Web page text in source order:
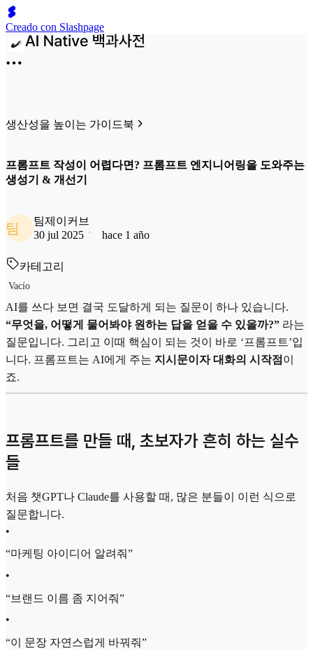
Creado con Slashpage
생산성을 높이는 가이드북
프롬프트 작성이 어렵다면? 프롬프트 엔지니어링을 도와주는
생성기 & 개선기
팀
팀제이커브
30 jul 2025
hace 1 año
카테고리
Vacío
AI를 쓰다 보면 결국 도달하게 되는 질문이 하나 있습니다.
“무엇을, 어떻게 물어봐야 원하는 답을 얻을 수 있을까?” 라는
질문입니다. 그리고 이때 핵심이 되는 것이 바로 ‘프롬프트’입
니다. 프롬프트는 AI에게 주는 지시문이자 대화의 시작점 이
죠.
프롬프트를 만들 때, 초보자가 흔히 하는 실수
들
처음 챗GPT나 Claude를 사용할 때, 많은 분들이 이런 식으로
질문합니다.
•
“마케팅 아이디어 알려줘”
•
“브랜드 이름 좀 지어줘”
•
“이 문장 자연스럽게 바꿔줘”